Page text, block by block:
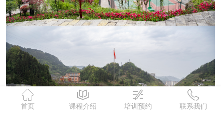
首页 课程介绍 培训预约 联系我们